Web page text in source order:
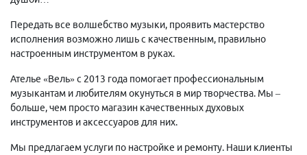
Передать все волшебство музыки, проявить мастерство
исполнения возможно лишь с качественным, правильно
настроенным инструментом в руках.
Ателье «Вель» с 2013 года помогает профессиональным
музыкантам и любителям окунуться в мир творчества. Мы –
больше, чем просто магазин качественных духовых
инструментов и аксессуаров для них.
Мы предлагаем услуги по настройке и ремонту. Наши клиенты